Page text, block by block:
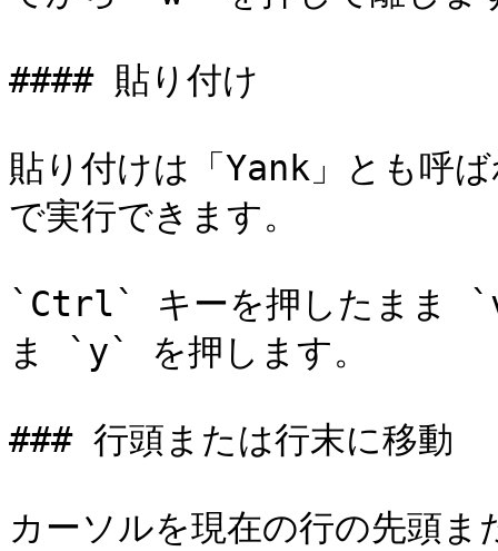
#### 貼り付け
貼り付けは「Yank」と
で実行できます。
`Ctrl` キーを押したまま
ま `y` を押します。
### 行頭または行末に移動
カーソルを現在の行の先頭